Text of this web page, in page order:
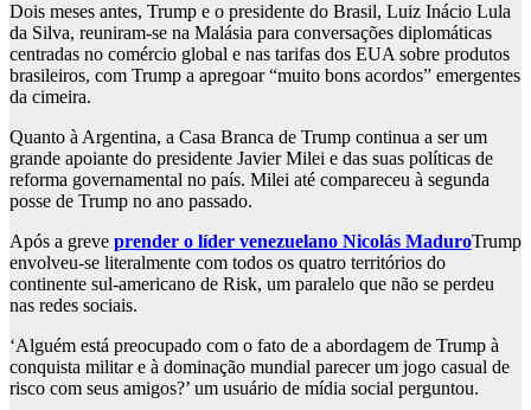
Dois meses antes, Trump e o presidente do Brasil, Luiz Inácio Lula
da Silva, reuniram-se na Malásia para conversações diplomáticas
centradas no comércio global e nas tarifas dos EUA sobre produtos
brasileiros, com Trump a apregoar “muito bons acordos” emergentes
da cimeira.
Quanto à Argentina, a Casa Branca de Trump continua a ser um
grande apoiante do presidente Javier Milei e das suas políticas de
reforma governamental no país. Milei até compareceu à segunda
posse de Trump no ano passado.
Após a greve prender o líder venezuelano Nicolás MaduroTrump
envolveu-se literalmente com todos os quatro territórios do
continente sul-americano de Risk, um paralelo que não se perdeu
nas redes sociais.
‘Alguém está preocupado com o fato de a abordagem de Trump à
conquista militar e à dominação mundial parecer um jogo casual de
risco com seus amigos?’ um usuário de mídia social perguntou.